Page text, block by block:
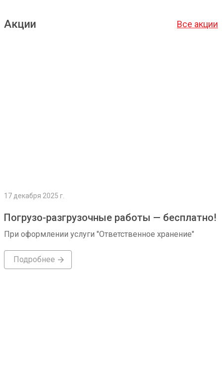
Акции Все акции
17 декабря 2025 г.
Погрузо-разгрузочные работы — бесплатно!
При оформлении услуги "Ответственное хранение"
Подробнее